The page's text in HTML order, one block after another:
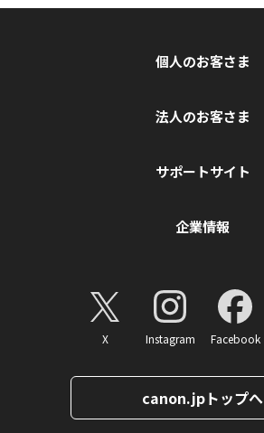
個人のお客さま
法人のお客さま
サポートサイト
企業情報
X Instagram Facebook
canon.jpトップへ